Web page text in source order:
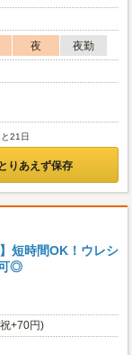
夜
夜勤
21日
とりあえず保存
短時間OK！ウレシ
◎
+70円)